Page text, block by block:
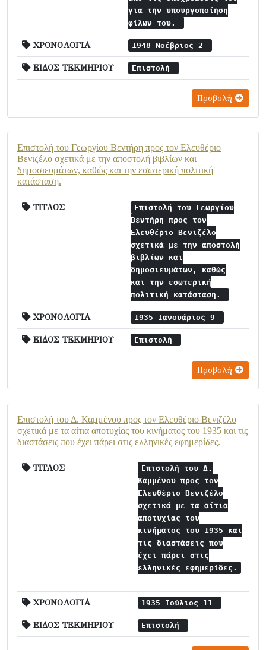
για την υπουργοποίηση
φίλων του.
ΧΡΟΝΟΛΟΓΙΑ 1948 Νοέβριος 2
ΕΙΔΟΣ ΤΕΚΜΗΡΙΟΥ Επιστολή
Προβολή
Επιστολή του Γεωργίου Βεντήρη προς τον Ελευθέριο
Βενιζέλο σχετικά με την αποστολή βιβλίων και
δημοσιευμάτων, καθώς και την εσωτερική πολιτική
κατάσταση.
ΤΙΤΛΟΣ
Επιστολή του Γεωργίου
Βεντήρη προς τον
Ελευθέριο Βενιζέλο
σχετικά με την αποστολή
βιβλίων και
δημοσιευμάτων, καθώς
και την εσωτερική
πολιτική κατάσταση.
ΧΡΟΝΟΛΟΓΙΑ 1935 Ιανουάριος 9
ΕΙΔΟΣ ΤΕΚΜΗΡΙΟΥ Επιστολή
Προβολή
Επιστολή του Δ. Καμμένου προς τον Ελευθέριο Βενιζέλο
σχετικά με τα αίτια αποτυχίας του κινήματος του 1935 και τις
διαστάσεις που έχει πάρει στις ελληνικές εφημερίδες.
ΤΙΤΛΟΣ
Επιστολή του Δ.
Καμμένου προς τον
Ελευθέριο Βενιζέλο
σχετικά με τα αίτια
αποτυχίας του
κινήματος του 1935 και
τις διαστάσεις που
έχει πάρει στις
ελληνικές εφημερίδες.
ΧΡΟΝΟΛΟΓΙΑ 1935 Ιούλιος 11
ΕΙΔΟΣ ΤΕΚΜΗΡΙΟΥ Επιστολή